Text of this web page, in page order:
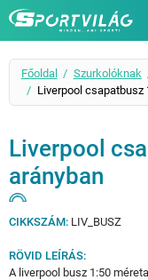
Sportvilág
Főoldal Szurkolóknak
Liverpool csapatbusz
Liverpool
arányban
CIKKSZÁM:LIV_BUSZ
RÖVID LEÍRÁS:
A liverpool busz 1:50